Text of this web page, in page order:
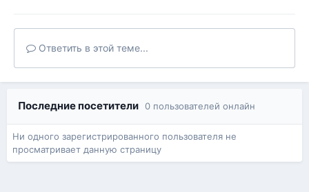
Ответить в этой теме...
Последние посетители 0 пользователей онлайн
Ни одного зарегистрированного пользователя не
просматривает данную страницу